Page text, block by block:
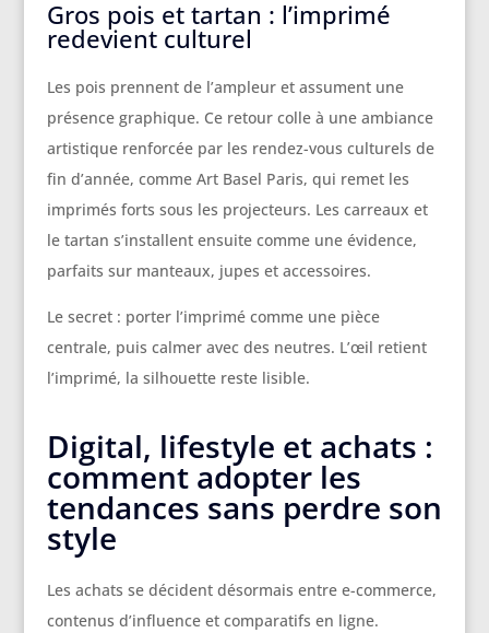
Gros pois et tartan : l’imprimé
redevient culturel
Les pois prennent de l’ampleur et assument une
présence graphique. Ce retour colle à une ambiance
artistique renforcée par les rendez-vous culturels de
fin d’année, comme Art Basel Paris, qui remet les
imprimés forts sous les projecteurs. Les carreaux et
le tartan s’installent ensuite comme une évidence,
parfaits sur manteaux, jupes et accessoires.
Le secret : porter l’imprimé comme une pièce
centrale, puis calmer avec des neutres. L’œil retient
l’imprimé, la silhouette reste lisible.
Digital, lifestyle et achats :
comment adopter les
tendances sans perdre son
style
Les achats se décident désormais entre e-commerce,
contenus d’influence et comparatifs en ligne.